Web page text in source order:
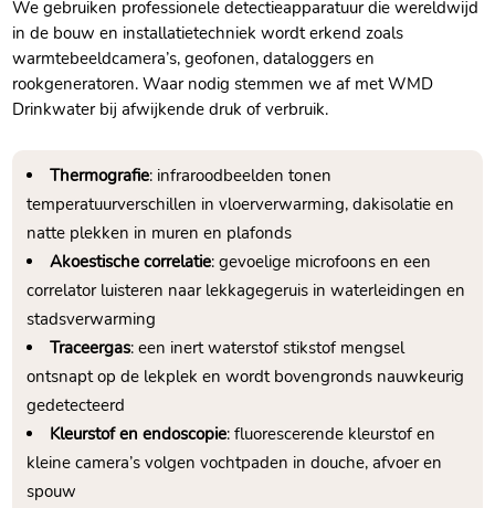
We gebruiken professionele detectieapparatuur die wereldwijd
in de bouw en installatietechniek wordt erkend zoals
warmtebeeldcamera’s, geofonen, dataloggers en
rookgeneratoren.​ Waar nodig stemmen we af met WMD
Drinkwater bij afwijkende druk of verbruik.​
Thermografie: infraroodbeelden tonen
temperatuurverschillen in vloerverwarming, dakisolatie en
natte plekken in muren en plafonds
Akoestische correlatie: gevoelige microfoons en een
correlator luisteren naar lekkagegeruis in waterleidingen en
stadsverwarming
Traceergas: een inert waterstof stikstof mengsel
ontsnapt op de lekplek en wordt bovengronds nauwkeurig
gedetecteerd
Kleurstof en endoscopie: fluorescerende kleurstof en
kleine camera’s volgen vochtpaden in douche, afvoer en
spouw